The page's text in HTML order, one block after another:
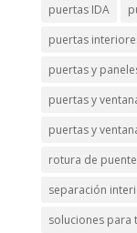
puertas IDA
puertas
puertas y
puertas y
puertas y
rotura de
separación
soluciones para